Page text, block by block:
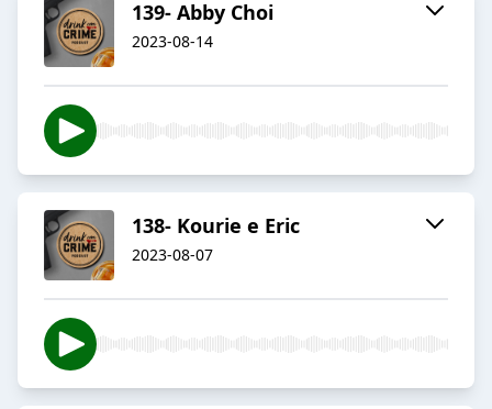
139- Abby Choi
2023-08-14
138- Kourie e Eric
2023-08-07